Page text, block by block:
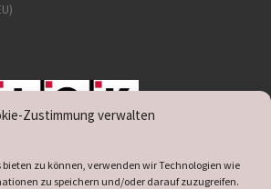
Zustimmung verwalten
zu können, verwenden wir Technologien wie
zu speichern und/oder darauf zuzugreifen.